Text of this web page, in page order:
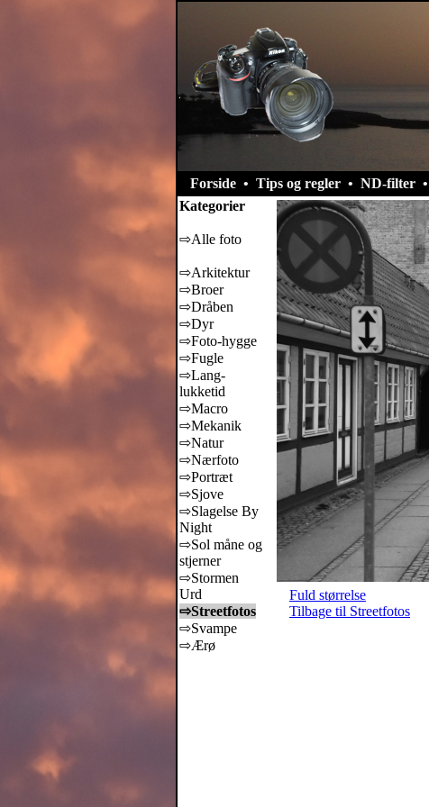
Forside • Tips og regler • ND-filter •
Kategorier
⇨Alle foto
⇨Arkitektur
⇨Broer
⇨Dråben
⇨Dyr
⇨Foto-hygge
⇨Fugle
⇨Lang-
lukketid
⇨Macro
⇨Mekanik
⇨Natur
⇨Nærfoto
⇨Portræt
⇨Sjove
⇨Slagelse By
Night
⇨Sol måne og
stjerner
⇨Stormen
Urd
⇨Streetfotos
⇨Svampe
⇨Ærø
Fuld størrelse
Tilbage til Streetfotos